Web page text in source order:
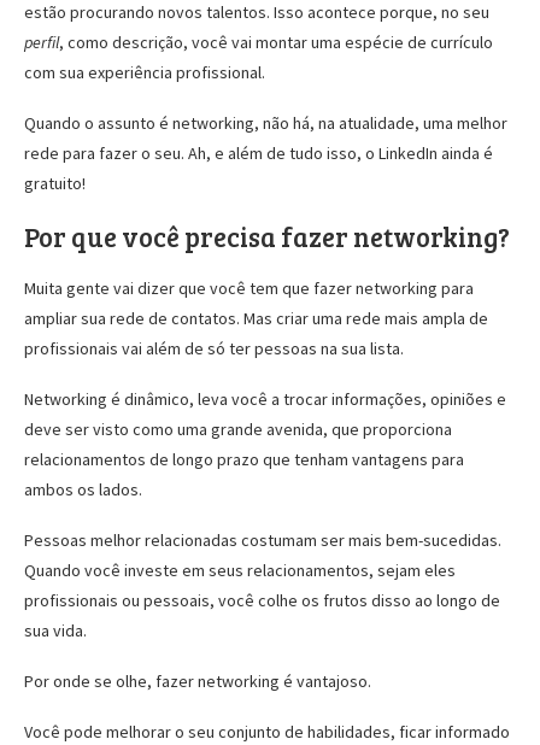
estão procurando novos talentos. Isso acontece porque, no seu
perfil, como descrição, você vai montar uma espécie de currículo
com sua experiência profissional.
Quando o assunto é networking, não há, na atualidade, uma melhor
rede para fazer o seu. Ah, e além de tudo isso, o LinkedIn ainda é
gratuito!
Por que você precisa fazer networking?
Muita gente vai dizer que você tem que fazer networking para
ampliar sua rede de contatos. Mas criar uma rede mais ampla de
profissionais vai além de só ter pessoas na sua lista.
Networking é dinâmico, leva você a trocar informações, opiniões e
deve ser visto como uma grande avenida, que proporciona
relacionamentos de longo prazo que tenham vantagens para
ambos os lados.
Pessoas melhor relacionadas costumam ser mais bem-sucedidas.
Quando você investe em seus relacionamentos, sejam eles
profissionais ou pessoais, você colhe os frutos disso ao longo de
sua vida.
Por onde se olhe, fazer networking é vantajoso.
Você pode melhorar o seu conjunto de habilidades, ficar informado